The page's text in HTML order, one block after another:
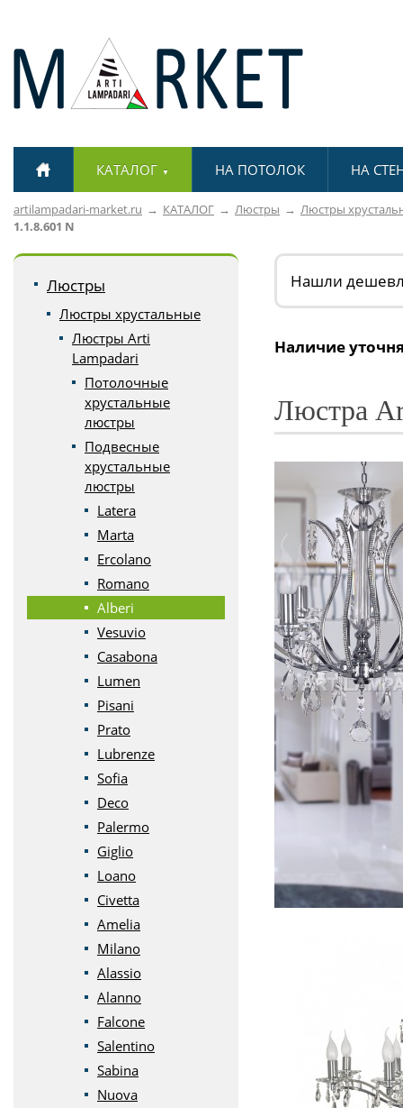
КАТАЛОГ ▼ НА ПОТОЛОК НА
artilampadari-market.ru КАТАЛОГ Люстры
Люстры
1.1.8.601 N
Люстры
Люстры хрустальные
Люстры Arti
Lampadari
Потолочные
хрустальные
люстры
Подвесные
хрустальные
люстры
Latera
Marta
Ercolano
Romano
Alberi
Vesuvio
Casabona
Lumen
Pisani
Prato
Lubrenze
Sofia
Deco
Palermo
Giglio
Loano
Civetta
Amelia
Milano
Alassio
Alanno
Falcone
Salentino
Sabina
Nuova
Нашли
Наличие
Люстра